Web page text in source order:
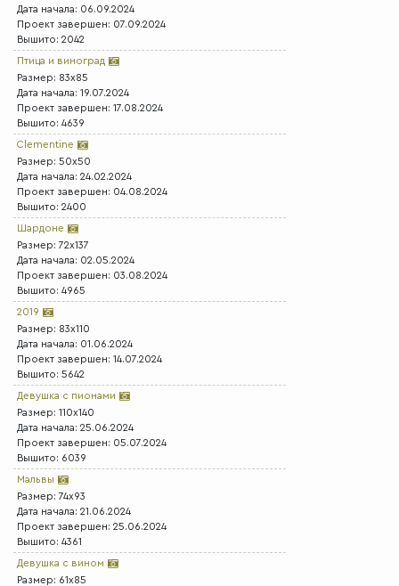
Дата начала: 06.09.2024
Проект завершен: 07.09.2024
Вышито: 2042
Птица и виноград
Размер: 83x85
Дата начала: 19.07.2024
Проект завершен: 17.08.2024
Вышито: 4639
Clementine
Размер: 50x50
Дата начала: 24.02.2024
Проект завершен: 04.08.2024
Вышито: 2400
Шардоне
Размер: 72x137
Дата начала: 02.05.2024
Проект завершен: 03.08.2024
Вышито: 4965
2019
Размер: 83x110
Дата начала: 01.06.2024
Проект завершен: 14.07.2024
Вышито: 5642
Девушка с пионами
Размер: 110x140
Дата начала: 25.06.2024
Проект завершен: 05.07.2024
Вышито: 6039
Мальвы
Размер: 74x93
Дата начала: 21.06.2024
Проект завершен: 25.06.2024
Вышито: 4361
Девушка с вином
Размер: 61x85